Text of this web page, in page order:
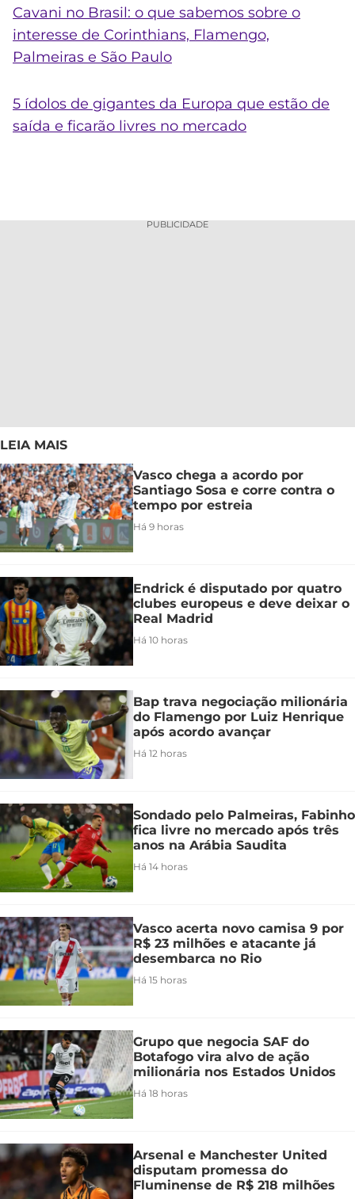
Cavani no Brasil: o que sabemos sobre o
interesse de Corinthians, Flamengo,
Palmeiras e São Paulo
5 ídolos de gigantes da Europa que estão de
saída e ficarão livres no mercado
PUBLICIDADE
LEIA MAIS
Vasco chega a acordo por
Santiago Sosa e corre contra o
tempo por estreia
Há 9 horas
Endrick é disputado por quatro
clubes europeus e deve deixar o
Real Madrid
Há 10 horas
Bap trava negociação milionária
do Flamengo por Luiz Henrique
após acordo avançar
Há 12 horas
Sondado pelo Palmeiras, Fabinho
fica livre no mercado após três
anos na Arábia Saudita
Há 14 horas
Vasco acerta novo camisa 9 por
R$ 23 milhões e atacante já
desembarca no Rio
Há 15 horas
Grupo que negocia SAF do
Botafogo vira alvo de ação
milionária nos Estados Unidos
Há 18 horas
Arsenal e Manchester United
disputam promessa do
Fluminense de R$ 218 milhões